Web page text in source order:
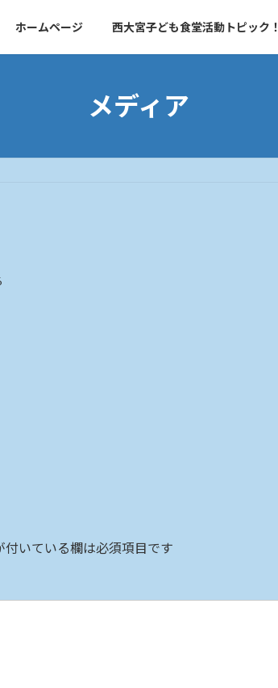
ホームページ 西大宮子ども食堂活動トピック！
メディア
付いている欄は必須項目です